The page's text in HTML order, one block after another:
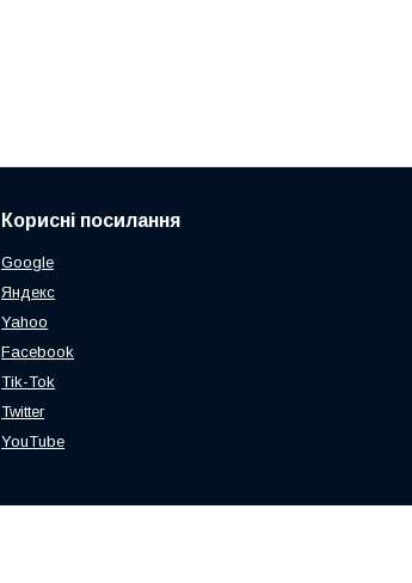
Корисні посилання
Google
Яндекс
Yahoo
Facebook
Tik-Tok
Twitter
YouTube